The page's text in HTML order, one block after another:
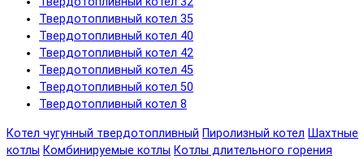
Твердотопливный котел 35
Твердотопливный котел 40
Твердотопливный котел 42
Твердотопливный котел 45
Твердотопливный котел 50
Твердотопливный котел 8
Котел чугунный твердотопливный Пиролизный котел Шахтные
котлы Комбинируемые котлы Котлы длительного горения